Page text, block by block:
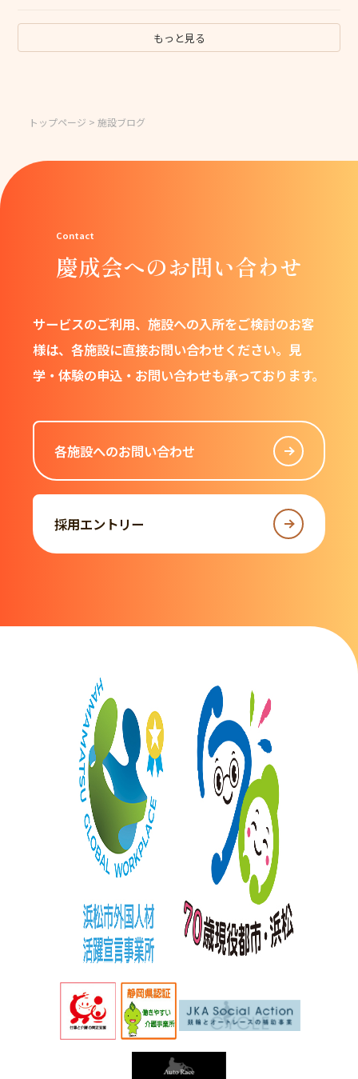
もっと見る
トップページ > 施設ブログ
慶成会へのお問い合わせ
サービスのご利用、施設への入所をご検討のお客
様は、 各施設に直接お問い合わせください。 見
学・体験の申込・お問い合わせも承っております。
各施設へのお問い合わせ
採用エントリー